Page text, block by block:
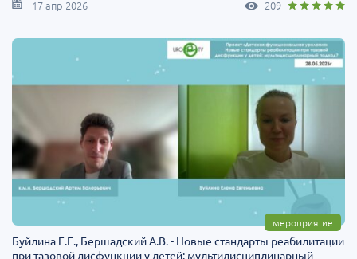
17 апр 2026 209
мероприятие
Буйлина Е.Е., Бершадский А.В. - Новые стандарты реабилитации
при тазовой дисфункции у детей: мультидисциплинарный